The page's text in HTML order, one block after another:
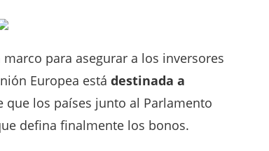
para asegurar a los inversores
Europea está destinada a
que los países junto al Parlamento
defina finalmente los bonos.